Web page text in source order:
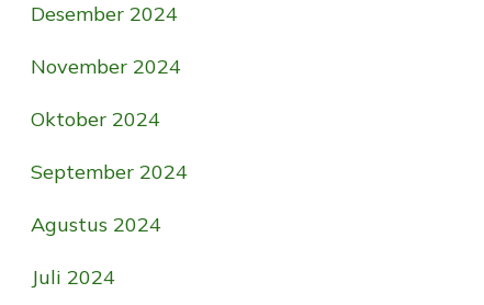
Desember 2024
November 2024
Oktober 2024
September 2024
Agustus 2024
Juli 2024